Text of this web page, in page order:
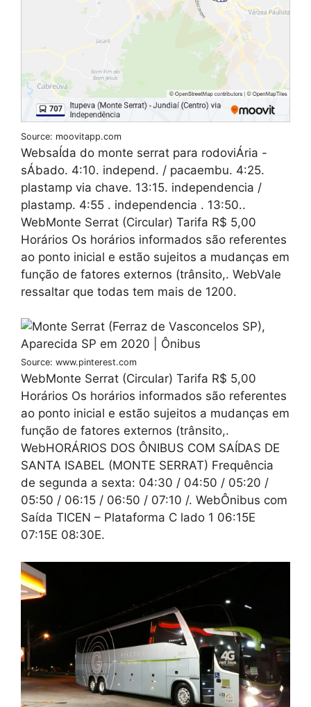
Source: moovitapp.com
WebsaÍda do monte serrat para rodoviÁria -
sÁbado. 4:10. independ. / pacaembu. 4:25.
plastamp via chave. 13:15. independencia /
plastamp. 4:55 . independencia . 13:50..
WebMonte Serrat (Circular) Tarifa R$ 5,00
Horários Os horários informados são referentes
ao ponto inicial e estão sujeitos a mudanças em
função de fatores externos (trânsito,. WebVale
ressaltar que todas tem mais de 1200.
Source: www.pinterest.com
WebMonte Serrat (Circular) Tarifa R$ 5,00
Horários Os horários informados são referentes
ao ponto inicial e estão sujeitos a mudanças em
função de fatores externos (trânsito,.
WebHORÁRIOS DOS ÔNIBUS COM SAÍDAS DE
SANTA ISABEL (MONTE SERRAT) Frequência
de segunda a sexta: 04:30 / 04:50 / 05:20 /
05:50 / 06:15 / 06:50 / 07:10 /. WebÔnibus com
Saída TICEN – Plataforma C lado 1 06:15E
07:15E 08:30E.